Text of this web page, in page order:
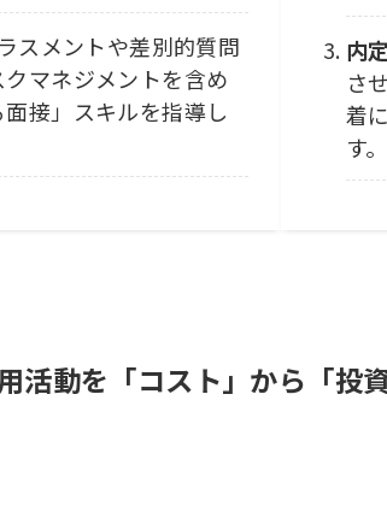
スメントや差別的質問
マネジメントを含め
接」スキルを指導し
内
さ
着
す。
活動を「コスト」から「投